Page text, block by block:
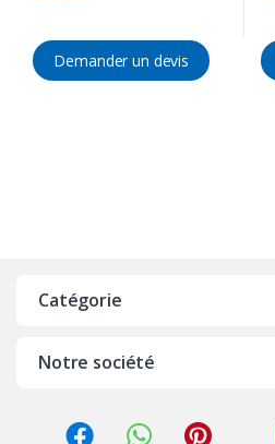
Demander un devis
Catégorie
Notre société